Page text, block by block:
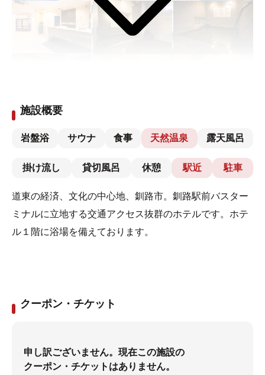
施設概要
岩盤浴 サウナ 食事 天然温泉 露天風呂
掛け流し 貸切風呂 休憩 駅近 駐車
道東の経済、文化の中心地、釧路市。釧路駅前バスター
ミナルに立地する交通アクセス抜群のホテルです。ホテ
ル１階に浴場を備えております。
クーポン・チケット
申し訳ございません。現在この施設の
クーポン・チケットはありません。